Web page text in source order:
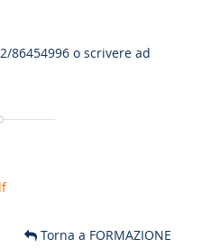
86454996 o scrivere ad
Torna a FORMAZIONE